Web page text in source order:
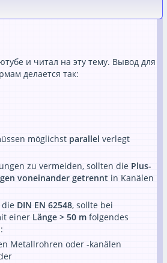
и читал на эту тему. Вывод для
делается так:
möglichst parallel verlegt
zu vermeiden, sollten die Plus-
voneinander getrennt in Kanälen
die DIN EN 62548, sollte bei
einer Länge > 50 m folgendes
Metallrohren oder -kanälen